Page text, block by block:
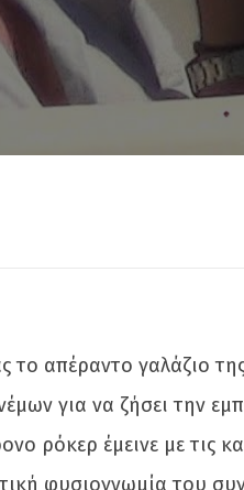
απέραντο γαλάζιο
για να ζήσει την
ρόκερ έμεινε με τις
φυσιογνωμία του